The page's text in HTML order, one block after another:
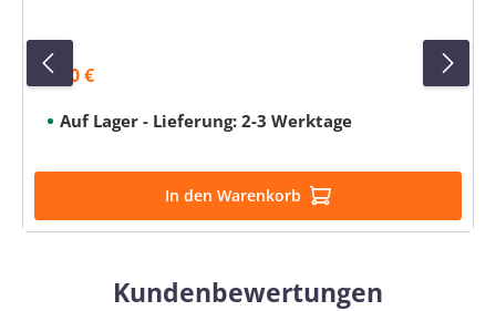
Verkaufspreis:
99,00 €
Auf Lager - Lieferung: 2-3 Werktage
In den Warenkorb
Kundenbewertungen